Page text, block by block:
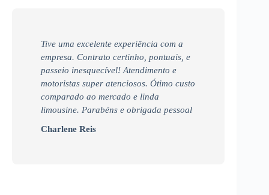
Tive uma excelente experiência com a
empresa. Contrato certinho, pontuais, e
passeio inesquecível! Atendimento e
motoristas super atenciosos. Ótimo custo
comparado ao mercado e linda
limousine. Parabéns e obrigada pessoal
Charlene Reis